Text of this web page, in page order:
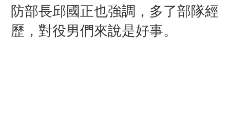
防部長邱國正也強調，多了部隊經
歷，對役男們來說是好事。